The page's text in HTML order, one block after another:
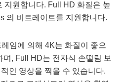
지원합니다. Full HD 화질은 높
의 비트레이트를 지원합니다.
임에 의해 4K는 화질이 좋으
, Full HD는 전자식 손떨림 보
인 영상을 찍을 수 있습니다.